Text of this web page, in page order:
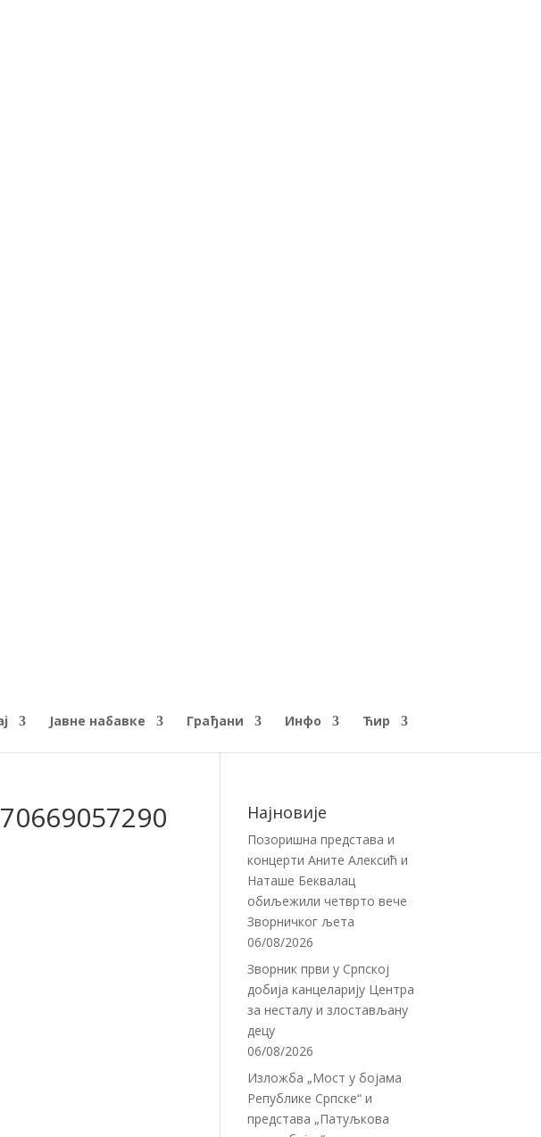
Јавне набавке Грађани Инфо Ћир
Најновије
Позоришна представа и
концерти Аните Алексић и
Наташе Беквалац
обиљежили четврто вече
Зворничког љета
06/08/2026
Зворник први у Српској
добија канцеларију Центра
за несталу и злостављану
децу
06/08/2026
Изложба „Мост у бојама
Републике Српске“ и
представа „Патуљкова